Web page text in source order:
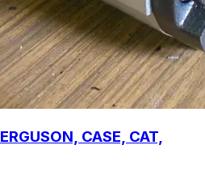
CASE, CAT,